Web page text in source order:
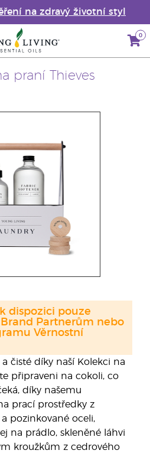
na zdravý životní styl
0
praní Thieves
čisté díky naší Kolekci na
připraveni na cokoli, co
díky našemu
prací prostředky z
pozinkované oceli,
na prádlo, skleněné láhvi
kroužkům z cedrového
dispozici pouze
Partnerům nebo
Věrnostní